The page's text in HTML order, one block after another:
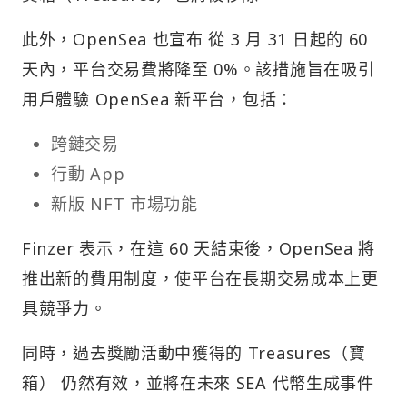
此外，OpenSea 也宣布 從 3 月 31 日起的 60
天內，平台交易費將降至 0%。該措施旨在吸引
用戶體驗 OpenSea 新平台，包括：
跨鏈交易
行動 App
新版 NFT 市場功能
Finzer 表示，在這 60 天結束後，OpenSea 將
推出新的費用制度，使平台在長期交易成本上更
具競爭力。
同時，過去獎勵活動中獲得的 Treasures（寶
箱） 仍然有效，並將在未來 SEA 代幣生成事件